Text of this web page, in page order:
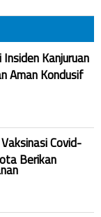
Kanjuruan
Aman Kondusif
Covid-
Berikan